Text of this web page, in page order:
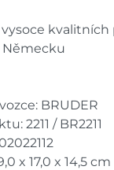
vysoce kvalitních
Německu
BRUDER
2211 / BR2211
x 17,0 x 14,5 cm